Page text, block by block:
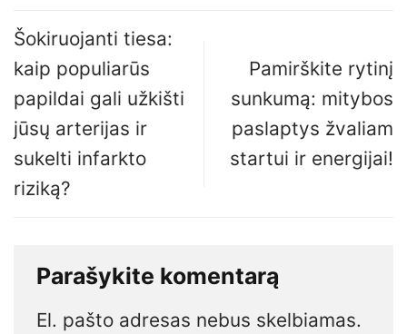
Šokiruojanti tiesa:
kaip populiarūs
papildai gali užkišti
jūsų arterijas ir
sukelti infarkto
riziką?
Pamirškite rytinį
sunkumą: mitybos
paslaptys žvaliam
startui ir energijai!
Parašykite komentarą
El. pašto adresas nebus skelbiamas.